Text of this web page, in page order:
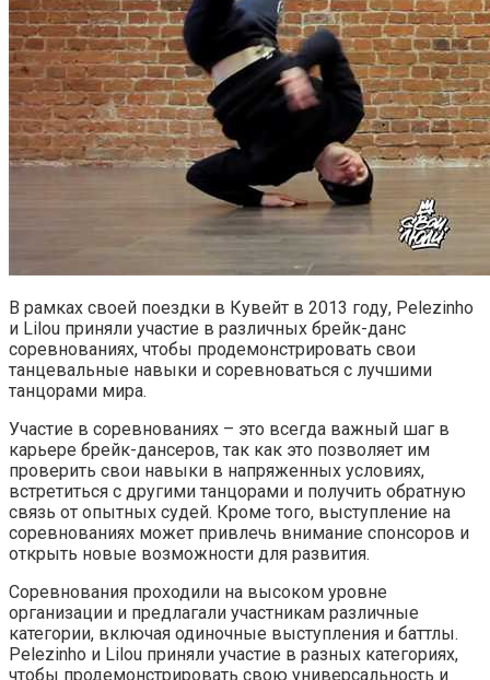
В рамках своей поездки в Кувейт в 2013 году, Pelezinho
и Lilou приняли участие в различных брейк-данс
соревнованиях, чтобы продемонстрировать свои
танцевальные навыки и соревноваться с лучшими
танцорами мира.
Участие в соревнованиях – это всегда важный шаг в
карьере брейк-дансеров, так как это позволяет им
проверить свои навыки в напряженных условиях,
встретиться с другими танцорами и получить обратную
связь от опытных судей. Кроме того, выступление на
соревнованиях может привлечь внимание спонсоров и
открыть новые возможности для развития.
Соревнования проходили на высоком уровне
организации и предлагали участникам различные
категории, включая одиночные выступления и баттлы.
Pelezinho и Lilou приняли участие в разных категориях,
чтобы продемонстрировать свою универсальность и